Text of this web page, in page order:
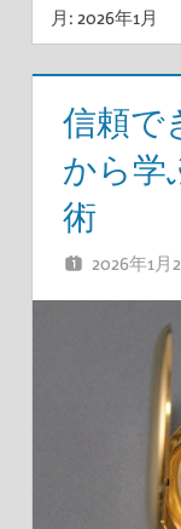
月: 2026年1月
信頼で
から学
術
2026年1月